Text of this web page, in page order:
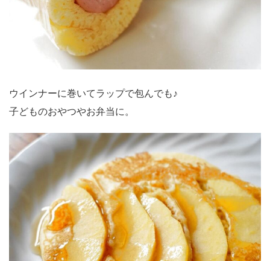
ウインナーに巻いてラップで包んでも♪
子どものおやつやお弁当に。